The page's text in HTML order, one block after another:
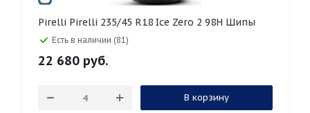
Pirelli Pirelli 235/45 R18 Ice Zero 2 98H Шипы
Есть в наличии (81)
22 680 руб.
В корзину